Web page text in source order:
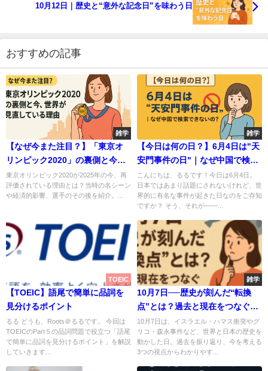
10月12日｜歴史と“意外な記念日”を味わう日
おすすめの記事
雑学
【なぜ今また注目？】「東京オ
リンピック2020」の裏側と今、
世界が見直している理由🏅
東京オリンピック2020が2025年の今、再
評価されている理由とは？当時の名シーン
や経済的影響、選手のその後を紹介。...
雑学
【今日は何の日？】6月4日は"天
安門事件の日"｜なぜ中国で検索
できないの？🈲
こんにちは、るるです！今日は6月4日。
日本ではあまり話題にされないけれど、世
界的に有名な事件が起きた日なのをご存知
ですか？ そう、それが――...
TOEIC
【TOEIC】語尾で簡単に品詞を
見分けるポイント
るる どうも、Roots＠るるです。 今回は
TOEICのPart５の品詞問題で役立つ「語尾
で簡単に品詞を見分けるポイント」を解説
していきます...
雑学
10月7日──歴史が刻んだ“転換
点”とは？過去と現在をつなぐ3
つの視点
10月7日は、イスラエル・ハマス衝突やグ
リコ・森永事件など、世界と日本の歴史を
動かした日。過去を振り返り、今を考える
3つの視点からわかりやす...